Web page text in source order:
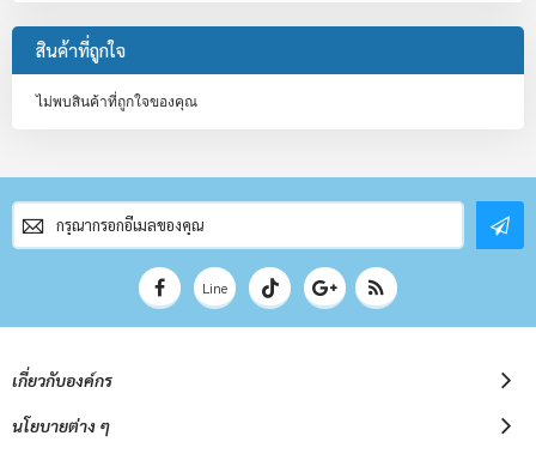
สินค้าที่ถูกใจ
ไม่พบสินค้าที่ถูกใจของคุณ
สมัคร
สมาชิก
จดหมาย
Line
เกี่ยวกับองค์กร
นโยบายต่าง ๆ